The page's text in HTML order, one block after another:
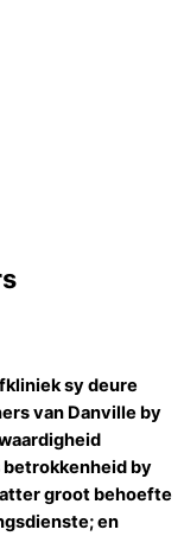
sy deure
van Danville by
betrokkenheid by
groot behoefte
en